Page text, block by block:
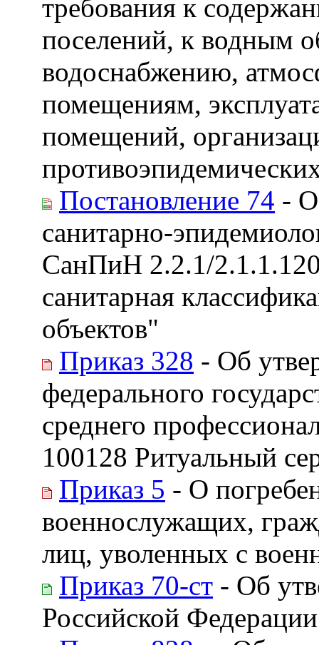
требования к
поселений, к водным
водоснабжению,
помещениям,
помещений,
Постановление 74 - О
санитарно-
СанПиН 2.2.1/
санитарная
объектов"
Приказ 328 - Об
федерального
среднего
100128 Ритуальный
Приказ 5 - О
военнослужащих,
лиц, уволенных с
Приказ 70-ст - Об
Российской Федерации